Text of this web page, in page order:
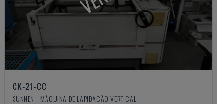
CK-21-CC
SUNNEN - MÁQUINA DE LAPIDAÇÃO VERTICAL